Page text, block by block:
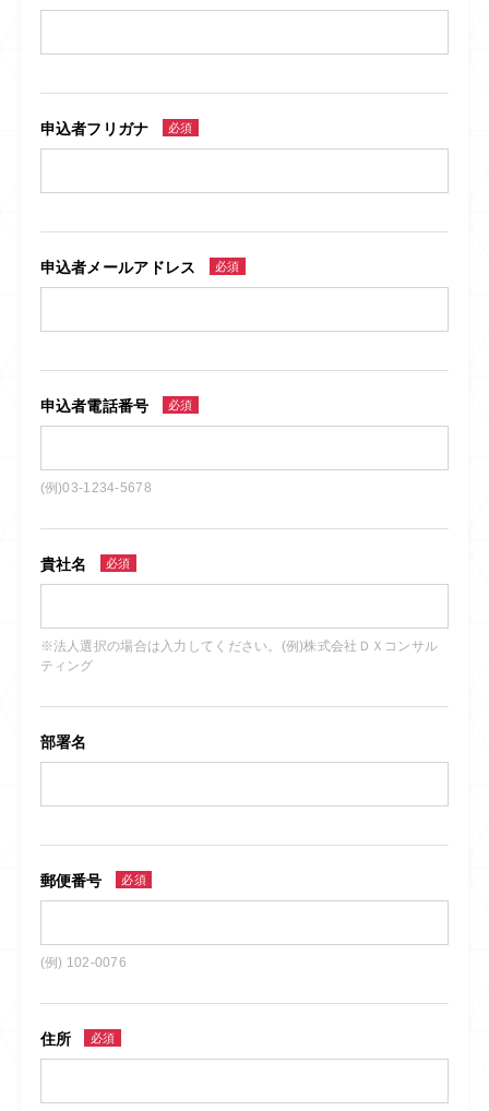
申込者フリガナ 必須
申込者メールアドレス 必須
申込者電話番号 必須
(例)03-1234-5678
貴社名 必須
※法人選択の場合は入力してください。(例)株式会社ＤＸコンサル
ティング
部署名
郵便番号 必須
(例) 102-0076
住所 必須